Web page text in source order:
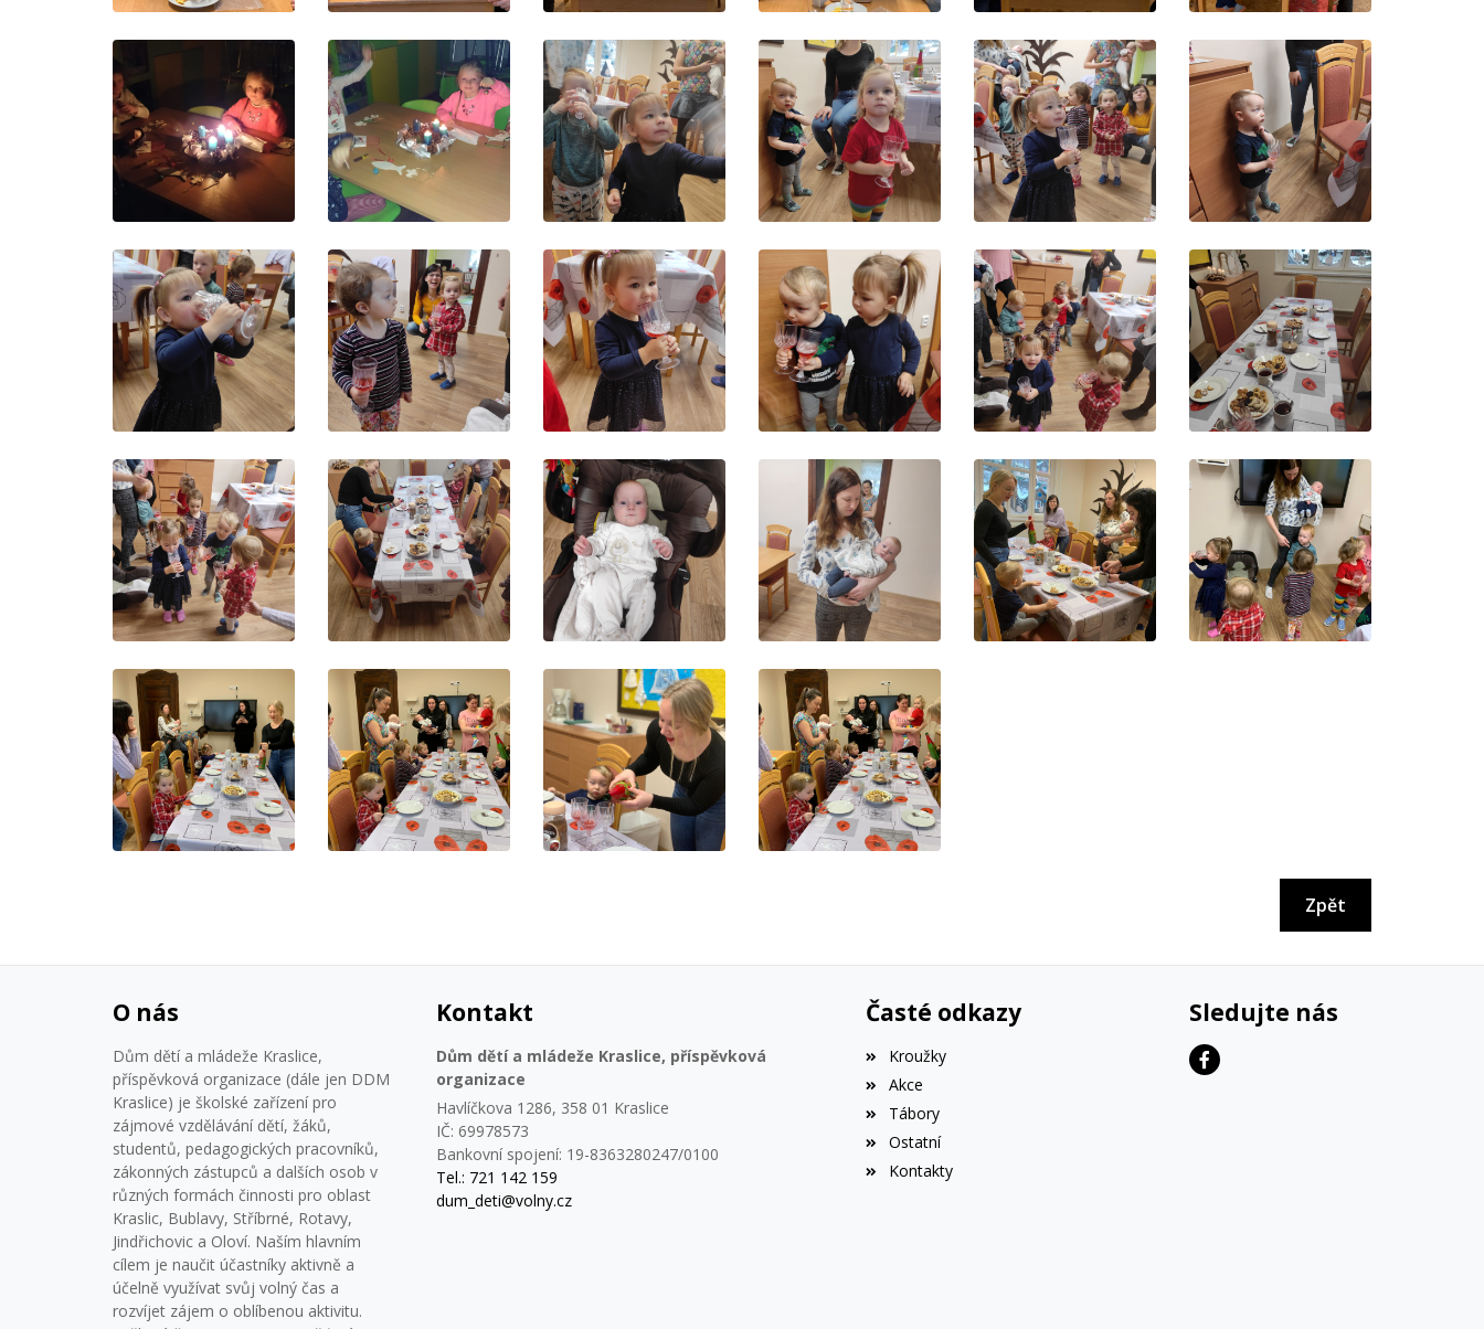
Zpět
O nás
Dům dětí a mládeže Kraslice,
příspěvková organizace (dále jen DDM
Kraslice) je školské zařízení pro
zájmové vzdělávání dětí, žáků,
studentů, pedagogických pracovníků,
zákonných zástupců a dalších osob v
různých formách činnosti pro oblast
Kraslic, Bublavy, Stříbrné, Rotavy,
Jindřichovic a Oloví. Naším hlavním
cílem je naučit účastníky aktivně a
účelně využívat svůj volný čas a
rozvíjet zájem o oblíbenou aktivitu.
Kontakt
Dům dětí a mládeže Kraslice, příspěvková
organizace
Havlíčkova 1286, 358 01 Kraslice
IČ: 69978573
Bankovní spojení: 19-8363280247/0100
Tel.: 721 142 159
dum_deti@volny.cz
Časté odkazy
Kroužky
Akce
Tábory
Ostatní
Kontakty
Sledujte nás